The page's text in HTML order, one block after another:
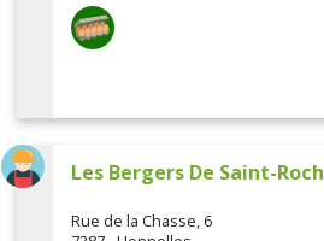
Les Bergers De Saint-Roch
Rue de la Chasse, 6